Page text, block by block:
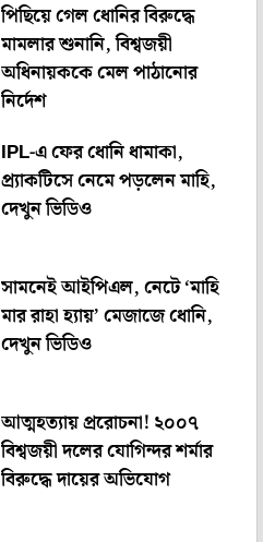
পিছিয়ে গেল ধোনির বিরুদ্ধে
মামলার শুনানি, বিশ্বজয়ী
অধিনায়ককে মেল পাঠানোর
নির্দেশ
IPL-এ ফের ধোনি ধামাকা,
প্র্যাকটিসে নেমে পড়লেন মাহি,
দেখুন ভিডিও
সামনেই আইপিএল, নেটে ‘মাহি
মার রাহা হ্যায়’ মেজাজে ধোনি,
দেখুন ভিডিও
আত্মহত্যায় প্ররোচনা! ২০০৭
বিশ্বজয়ী দলের যোগিন্দর শর্মার
বিরুদ্ধে দায়ের অভিযোগ